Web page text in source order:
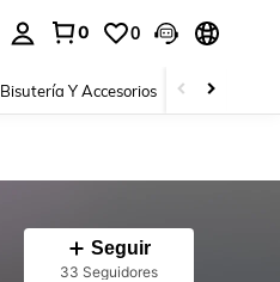
0 0
Bisutería Y Accesorios Zapatos
Seguir
33 Seguidores